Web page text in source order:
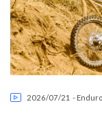
2026/07/21 - Enduro